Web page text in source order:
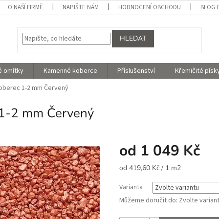
O NAŠÍ FIRMĚ NAPIŠTE NÁM HODNOCENÍ OBCHODU BLOG
HLEDAT
omítky Kamenné koberce Příslušenství Křemičité
1-2 mm Červený
2 mm Červený
od 1 049 Kč
Měrná
od 419,60 Kč / 1 m2
Varianta
Můžeme doručit do: Zvolte